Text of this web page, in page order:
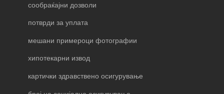
сообраќајни дозволи
потврди за уплата
мешани примероци фотографии
хипотекарни извод
картички здравствено осигурување